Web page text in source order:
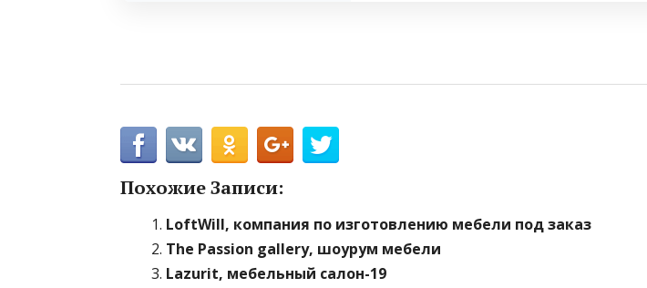
Похожие Записи:
LoftWill, компания по изготовлению мебели под заказ
The Passion gallery, шоурум мебели
Lazurit, мебельный салон-19